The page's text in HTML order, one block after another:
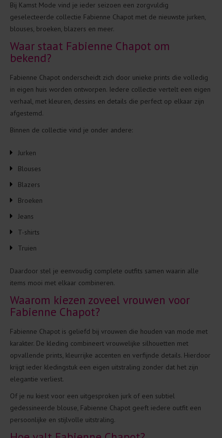
Bij Kamst Mode vind je ieder seizoen een zorgvuldig
geselecteerde collectie Fabienne Chapot met de nieuwste jurken,
blouses, broeken, blazers en meer.
Waar staat Fabienne Chapot om
bekend?
Fabienne Chapot onderscheidt zich door unieke prints die volledig
in eigen huis worden ontworpen. Iedere collectie vertelt een eigen
verhaal, met kleuren, dessins en details die perfect op elkaar zijn
afgestemd.
Binnen de collectie vind je onder andere:
Jurken
Blouses
Blazers
Broeken
Jeans
T-shirts
Truien
Daardoor stel je eenvoudig complete outfits samen waarin alle
items mooi met elkaar combineren.
Waarom kiezen zoveel vrouwen voor
Fabienne Chapot?
Fabienne Chapot is geliefd bij vrouwen die houden van mode met
karakter. De kleding combineert vrouwelijke silhouetten met
opvallende prints, kleurrijke accenten en verfijnde details. Hierdoor
krijgt ieder kledingstuk een eigen uitstraling zonder dat het zijn
elegantie verliest.
Of je nu kiest voor een uitgesproken jurk of een subtiel
gedessineerde blouse, Fabienne Chapot geeft iedere outfit een
persoonlijke en stijlvolle uitstraling.